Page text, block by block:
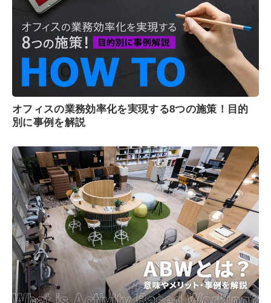
オフィスの業務効率化を実現する8つの施策！目的
別に事例を解説